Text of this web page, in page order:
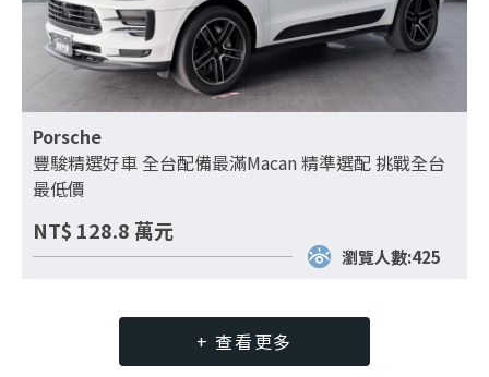
Porsche
豐駿精選好車 全台配備最滿Macan 精準選配 挑戰全台
最低價
NT$ 128.8 萬元
瀏覽人數:425
+ 查看更多